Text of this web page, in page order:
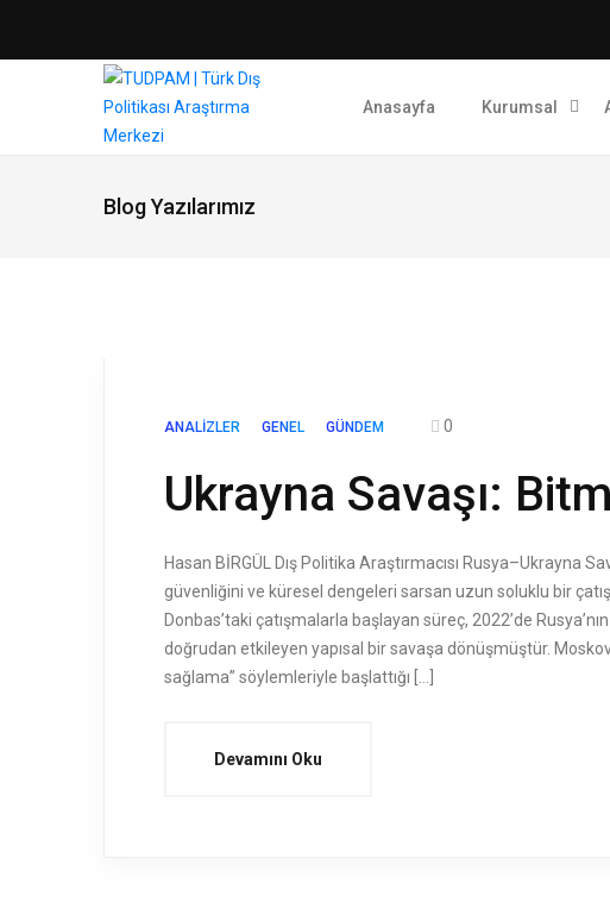
Anasayfa Kurumsal
Blog Yazılarımız
ANALIZLER GENEL GÜNDEM 0
Ukrayna Savaşı:
Hasan BİRGÜL Dış Politika Araştırmacısı Rusya–Ukrayna
güvenliğini ve küresel dengeleri sarsan uzun soluklu bir
Donbas’taki çatışmalarla başlayan süreç, 2022’de
doğrudan etkileyen yapısal bir savaşa dönüşmüştür.
sağlama” söylemleriyle başlattığı […]
Devamını Oku